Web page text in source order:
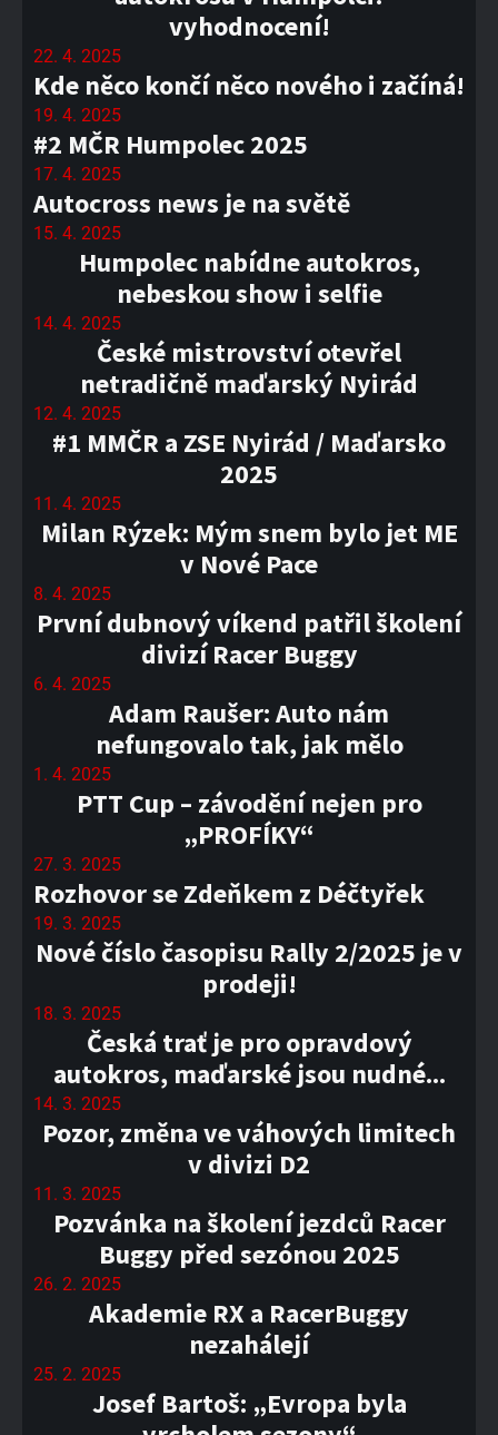
vyhodnocení!
22. 4. 2025
Kde něco končí něco nového i začíná!
19. 4. 2025
#2 MČR Humpolec 2025
17. 4. 2025
Autocross news je na světě
15. 4. 2025
Humpolec nabídne autokros,
nebeskou show i selfie
14. 4. 2025
České mistrovství otevřel
netradičně maďarský Nyirád
12. 4. 2025
#1 MMČR a ZSE Nyirád / Maďarsko
2025
11. 4. 2025
Milan Rýzek: Mým snem bylo jet ME
v Nové Pace
8. 4. 2025
První dubnový víkend patřil školení
divizí Racer Buggy
6. 4. 2025
Adam Raušer: Auto nám
nefungovalo tak, jak mělo
1. 4. 2025
PTT Cup – závodění nejen pro
„PROFÍKY“
27. 3. 2025
Rozhovor se Zdeňkem z Déčtyřek
19. 3. 2025
Nové číslo časopisu Rally 2/2025 je v
prodeji!
18. 3. 2025
Česká trať je pro opravdový
autokros, maďarské jsou nudné...
14. 3. 2025
Pozor, změna ve váhových limitech
v divizi D2
11. 3. 2025
Pozvánka na školení jezdců Racer
Buggy před sezónou 2025
26. 2. 2025
Akademie RX a RacerBuggy
nezahálejí
25. 2. 2025
Josef Bartoš: „Evropa byla